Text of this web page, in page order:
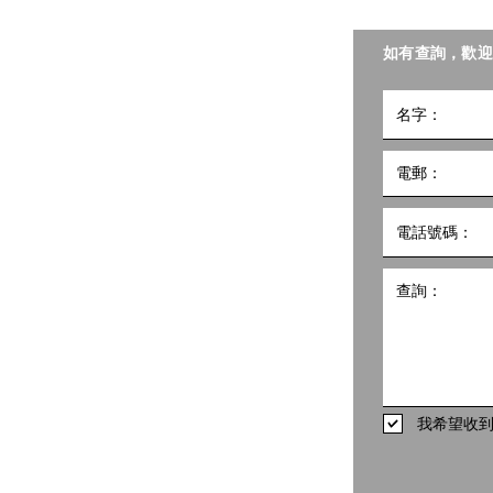
如有查詢，歡
我希望收